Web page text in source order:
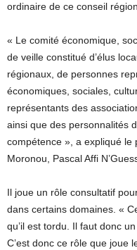
ordinaire de ce conseil
« Le comité économique,
de veille constitué d’élus
régionaux, de personnes
économiques, sociales,
représentants des
ainsi que des personnalités
compétence », a expliqué le
Moronou, Pascal Affi
Il joue un rôle consultatif
dans certains domaines. «
qu’il est tordu. Il faut donc
C’est donc ce rôle que joue